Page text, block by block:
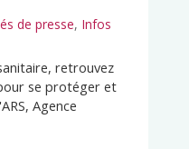
de presse, Infos
retrouvez
se protéger et
Agence